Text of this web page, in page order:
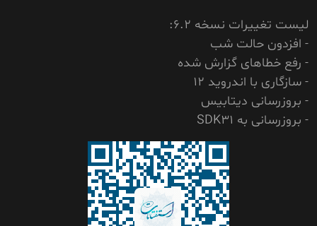
لیست تغییرات نسخه 6.2:
- افزدون حالت شب
- رفع خطاهای گزارش شده
- سازگاری با اندروید 12
- بروزرسانی دیتابیس
- بروزرسانی به SDK31